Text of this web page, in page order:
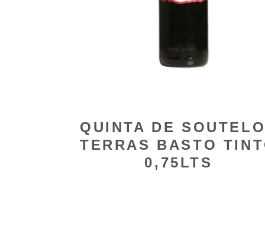
QUINTA DE
TERRAS BASTO
0,75LTS